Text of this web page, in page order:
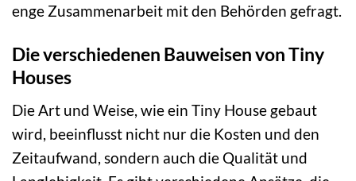
enge Zusammenarbeit mit den Behörden gefragt.
Die verschiedenen Bauweisen von Tiny
Houses
Die Art und Weise, wie ein Tiny House gebaut
wird, beeinflusst nicht nur die Kosten und den
Zeitaufwand, sondern auch die Qualität und